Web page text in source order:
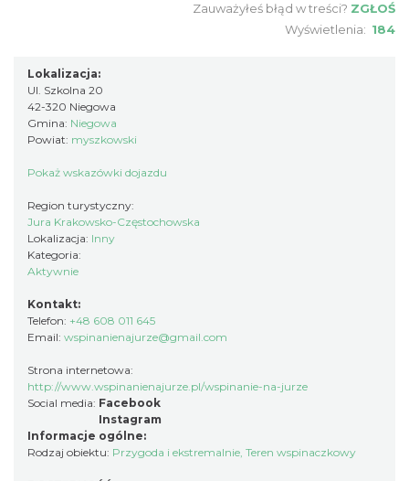
Zauważyłeś błąd w treści? ZGŁOŚ
Wyświetlenia: 184
Lokalizacja:
Ul. Szkolna 20
42-320 Niegowa
Gmina: Niegowa
Powiat: myszkowski
Pokaż wskazówki dojazdu
Region turystyczny:
Jura Krakowsko-Częstochowska
Lokalizacja: Inny
Kategoria:
Aktywnie
Kontakt:
Telefon: +48 608 011 645
Email: wspinanienajurze@gmail.com
Strona internetowa:
http://www.wspinanienajurze.pl/wspinanie-na-jurze
Social media: Facebook
Instagram
Informacje ogólne:
Rodzaj obiektu: Przygoda i ekstremalnie, Teren wspinaczkowy